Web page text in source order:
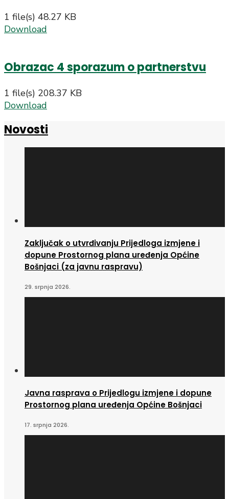
1 file(s) 48.27 KB
Download
Obrazac 4 sporazum o partnerstvu
1 file(s) 208.37 KB
Download
Novosti
Zaključak o utvrđivanju Prijedloga izmjene i
dopune Prostornog plana uređenja Općine
Bošnjaci (za javnu raspravu)
29. srpnja 2026.
Javna rasprava o Prijedlogu izmjene i dopune
Prostornog plana uređenja Općine Bošnjaci
17. srpnja 2026.